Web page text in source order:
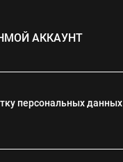
МОЙ АККАУНТ
персональных данных